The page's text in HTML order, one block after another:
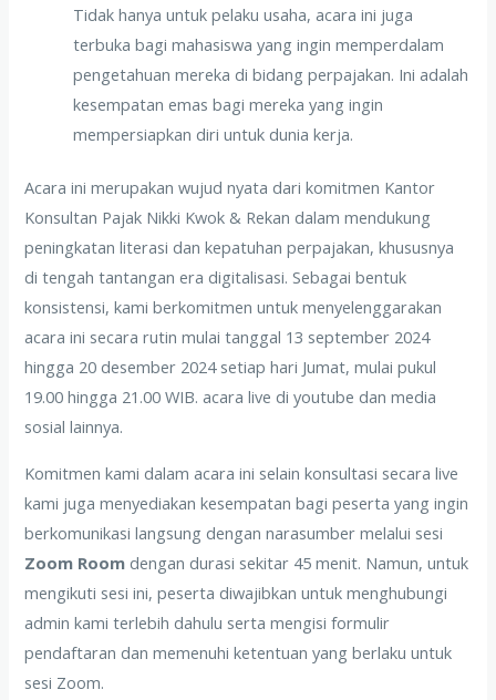
Tidak hanya untuk pelaku usaha, acara ini juga
terbuka bagi mahasiswa yang ingin memperdalam
pengetahuan mereka di bidang perpajakan. Ini adalah
kesempatan emas bagi mereka yang ingin
mempersiapkan diri untuk dunia kerja.
Acara ini merupakan wujud nyata dari komitmen Kantor
Konsultan Pajak Nikki Kwok & Rekan dalam mendukung
peningkatan literasi dan kepatuhan perpajakan, khususnya
di tengah tantangan era digitalisasi. Sebagai bentuk
konsistensi, kami berkomitmen untuk menyelenggarakan
acara ini secara rutin mulai tanggal 13 september 2024
hingga 20 desember 2024 setiap hari Jumat, mulai pukul
19.00 hingga 21.00 WIB. acara live di youtube dan media
sosial lainnya.
Komitmen kami dalam acara ini selain konsultasi secara live
kami juga menyediakan kesempatan bagi peserta yang ingin
berkomunikasi langsung dengan narasumber melalui sesi
Zoom Room dengan durasi sekitar 45 menit. Namun, untuk
mengikuti sesi ini, peserta diwajibkan untuk menghubungi
admin kami terlebih dahulu serta mengisi formulir
pendaftaran dan memenuhi ketentuan yang berlaku untuk
sesi Zoom.